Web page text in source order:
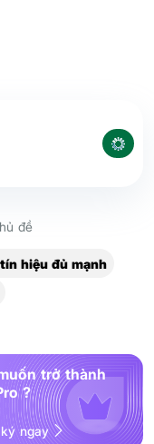
đề
hiệu đủ mạnh
trở thành
?
ngay